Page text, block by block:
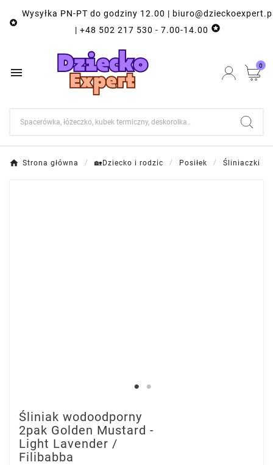

Wysyłka PN-PT do godziny 12.00 |
| +48 502 217 530 - 7.00-14.00 
 0
Strona główna 🏡Dziecko i rodzic Posiłek Śliniaczki
Śliniak wodoodporny
2pak Golden Mustard -
Light Lavender /
Filibabba